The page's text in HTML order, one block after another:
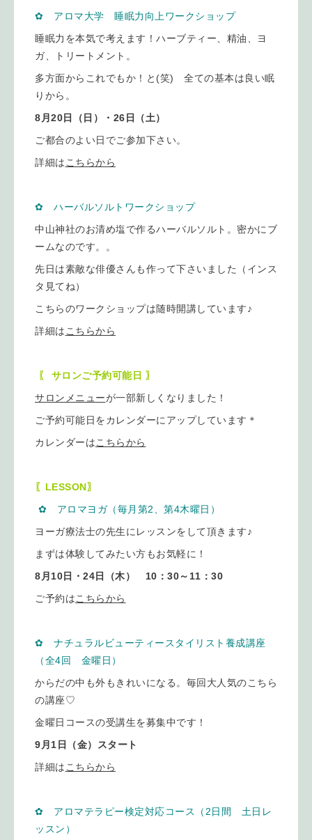
✿ アロマ大学 睡眠力向上ワークショップ
睡眠力を本気で考えます！ハーブティー、精油、ヨ
ガ、トリートメント。
多方面からこれでもか！と(笑) 全ての基本は良い眠
りから。
8月20日（日）・26日（土）
ご都合のよい日でご参加下さい。
詳細は こちらから
✿ ハーバルソルトワークショップ
中山神社のお清め塩で作るハーバルソルト。密かにブ
ームなのです。。
先日は素敵な俳優さんも作って下さいました（インス
タ見てね）
こちらのワークショップは随時開講しています♪
詳細は こちらから
〖 サロンご予約可能日 〗
サロンメニューが一部新しくなりました！
ご予約可能日をカレンダーにアップしています＊
カレンダーはこちらから
〖LESSON〗
✿ アロマヨガ（毎月第2、第4木曜日）
ヨーガ療法士の先生にレッスンをして頂きます♪
まずは体験してみたい方もお気軽に！
8月10日・24日（木） 10：30～11：30
ご予約はこちらから
✿ ナチュラルビューティースタイリスト養成講座
（全4回 金曜日）
からだの中も外もきれいになる。毎回大人気のこちら
の講座♡
金曜日コースの受講生を募集中です！
9月1日（金）スタート
詳細は こちらから
✿ アロマテラピー検定対応コース（2日間 土日レ
ッスン）